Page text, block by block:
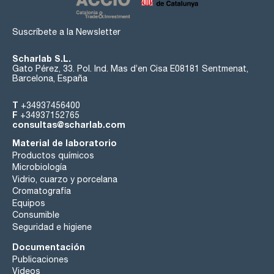
Suscríbete a la Newsletter
Scharlab S.L.
Gato Pérez, 33. Pol. Ind. Mas d’en Cisa E08181 Sentmenat,
Barcelona, España
T +34937456400
F +34937152765
consultas@scharlab.com
Material de laboratorio
Productos químicos
Microbiología
Vidrio, cuarzo y porcelana
Cromatografía
Equipos
Consumible
Seguridad e higiene
Documentación
Publicaciones
Videos